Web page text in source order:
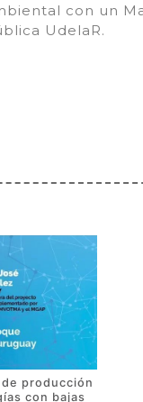
con un
UdelaR.
producción
con bajas